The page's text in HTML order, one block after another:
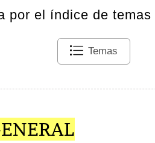
por el índice de
Temas